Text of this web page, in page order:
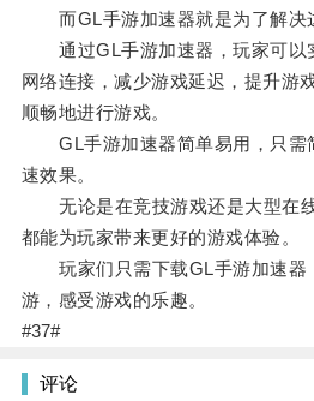
而GL手游加速器就是为了解决
通过GL手游加速器，玩家可以
网络连接，减少游戏延迟，提升游
顺畅地进行游戏。
GL手游加速器简单易用，只需
速效果。
无论是在竞技游戏还是大型在
都能为玩家带来更好的游戏体验。
玩家们只需下载GL手游加速器
游，感受游戏的乐趣。
#37#
评论